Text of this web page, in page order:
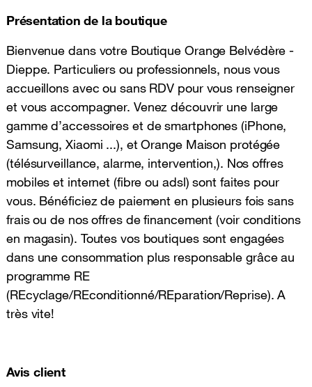
Présentation de la boutique
Bienvenue dans votre Boutique Orange Belvédère -
Dieppe. Particuliers ou professionnels, nous vous
accueillons avec ou sans RDV pour vous renseigner
et vous accompagner. Venez découvrir une large
gamme d’accessoires et de smartphones (iPhone,
Samsung, Xiaomi ...), et Orange Maison protégée
(télésurveillance, alarme, intervention,). Nos offres
mobiles et internet (fibre ou adsl) sont faites pour
vous. Bénéficiez de paiement en plusieurs fois sans
frais ou de nos offres de financement (voir conditions
en magasin). Toutes vos boutiques sont engagées
dans une consommation plus responsable grâce au
programme RE
(REcyclage/REconditionné/REparation/Reprise). A
très vite!
Avis client